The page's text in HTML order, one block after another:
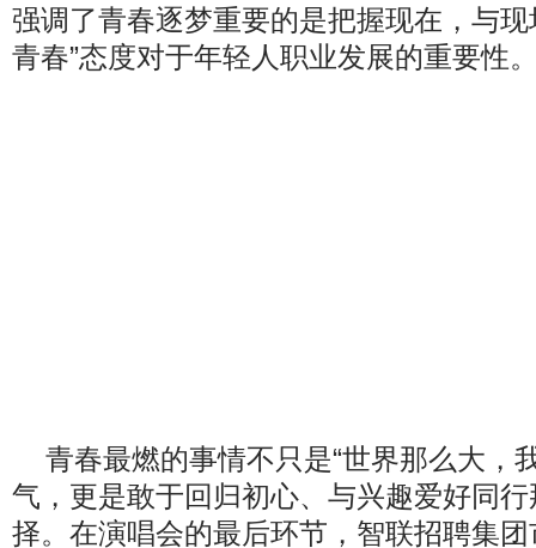
强调了青春逐梦重要的是把握现在，与
青春”态度对于年轻人职业发展的重要性
青春最燃的事情不只是“世界那么大，
气，更是敢于回归初心、与兴趣爱好同行
择。在演唱会的最后环节，智联招聘集